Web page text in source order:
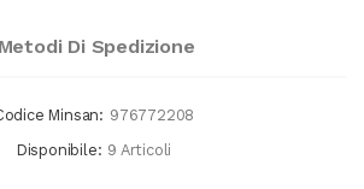
Metodi Di Spedizione
Minsan: 976772208
Disponibile: 9 Articoli